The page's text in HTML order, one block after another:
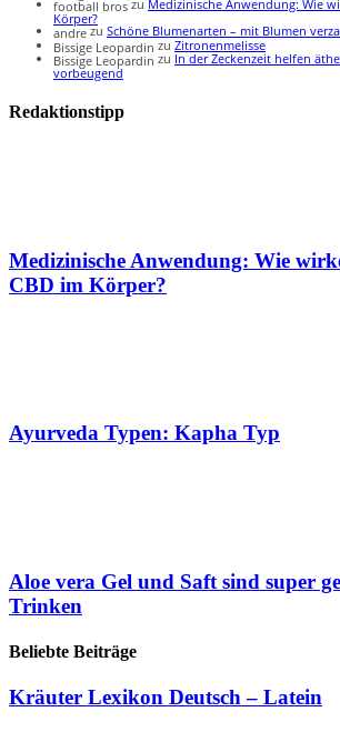
football bros zu Medizinische Anwendung: Wie
Körper?
andrezu Schöne Blumenarten – mit Blumen
Bissige Leopardin zu Zitronenmelisse
Bissige Leopardin zu In der Zeckenzeit helfen
vorbeugend
Redaktionstipp
Medizinische Anwendung: Wie
CBD im Körper?
Ayurveda Typen: Kapha Typ
Aloe vera Gel und Saft sind super
Trinken
Beliebte Beiträge
Kräuter Lexikon Deutsch – Latein